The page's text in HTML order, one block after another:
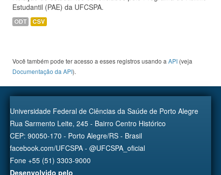
Estudantil (PAE) da UFCSPA.
ODT CSV
Você também pode ter acesso a esses registros usando a API (veja
Documentação da API).
Universidade Federal de Ciências da Saúde de Porto Alegre
Rua Sarmento Leite, 245 - Bairro Centro Histórico
CEP: 90050-170 - Porto Alegre/RS - Brasil
facebook.com/UFCSPA - @UFCSPA_oficial
Fone +55 (51) 3303-9000
Desenvolvido pelo